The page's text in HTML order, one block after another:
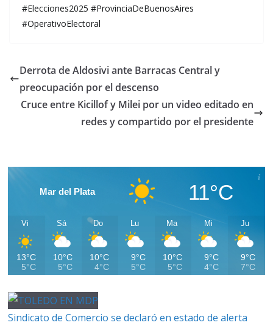
#Elecciones2025 #ProvinciaDeBuenosAires
#OperativoElectoral
Derrota de Aldosivi ante Barracas Central y
preocupación por el descenso
Cruce entre Kicillof y Milei por un video editado en
redes y compartido por el presidente
Mar del Plata 11°C
Vi
13°C
5°C
Sá
10°C
5°C
Do
10°C
4°C
Lu
9°C
5°C
Ma
10°C
5°C
Mi
9°C
4°C
Ju
9°C
7°C
Sindicato de Comercio se declaró en estado de alerta